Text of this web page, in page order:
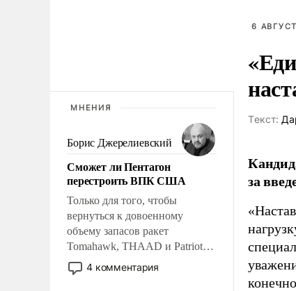
МНЕНИЯ
Борис Джерелиевский
Сможет ли Пентагон
перестроить ВПК США
Только для того, чтобы
вернуться к довоенному
объему запасов ракет
Tomahawk, THAAD и Patriot
США потребуется более трех
лет. Даже небольшая война с
4 комментария
6
Tекст:
за